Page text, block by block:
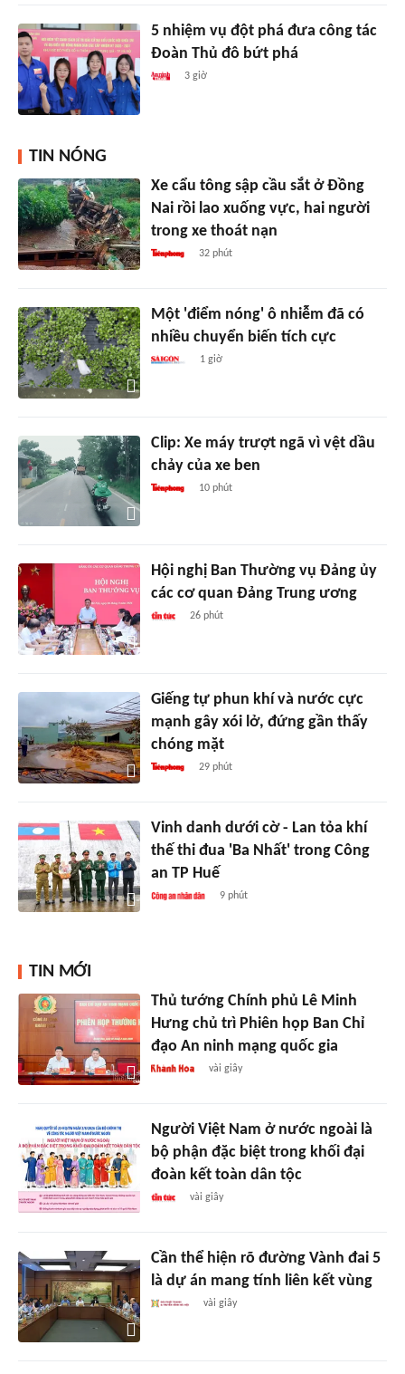
5 nhiệm vụ đột phá đưa công tác
Đoàn Thủ đô bứt phá
3 giờ
TIN NÓNG
Xe cẩu tông sập cầu sắt ở Đồng
Nai rồi lao xuống vực, hai người
trong xe thoát nạn
32 phút
Một 'điểm nóng' ô nhiễm đã có
nhiều chuyển biến tích cực
1 giờ
Clip: Xe máy trượt ngã vì vệt dầu
chảy của xe ben
10 phút
Hội nghị Ban Thường vụ Đảng ủy
các cơ quan Đảng Trung ương
26 phút
Giếng tự phun khí và nước cực
mạnh gây xói lở, đứng gần thấy
chóng mặt
29 phút
Vinh danh dưới cờ - Lan tỏa khí
thế thi đua 'Ba Nhất' trong Công
an TP Huế
9 phút
TIN MỚI
Thủ tướng Chính phủ Lê Minh
Hưng chủ trì Phiên họp Ban Chỉ
đạo An ninh mạng quốc gia
vài giây
Người Việt Nam ở nước ngoài là
bộ phận đặc biệt trong khối đại
đoàn kết toàn dân tộc
vài giây
Cần thể hiện rõ đường Vành đai 5
là dự án mang tính liên kết vùng
vài giây